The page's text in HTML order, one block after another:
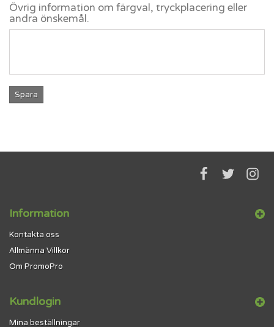
Övrig information om färgval, tryckplacering eller
andra önskemål.
Spara
Information
Kontakta oss
Allmänna Villkor
Om PromoPro
Kundlogin
Mina beställningar